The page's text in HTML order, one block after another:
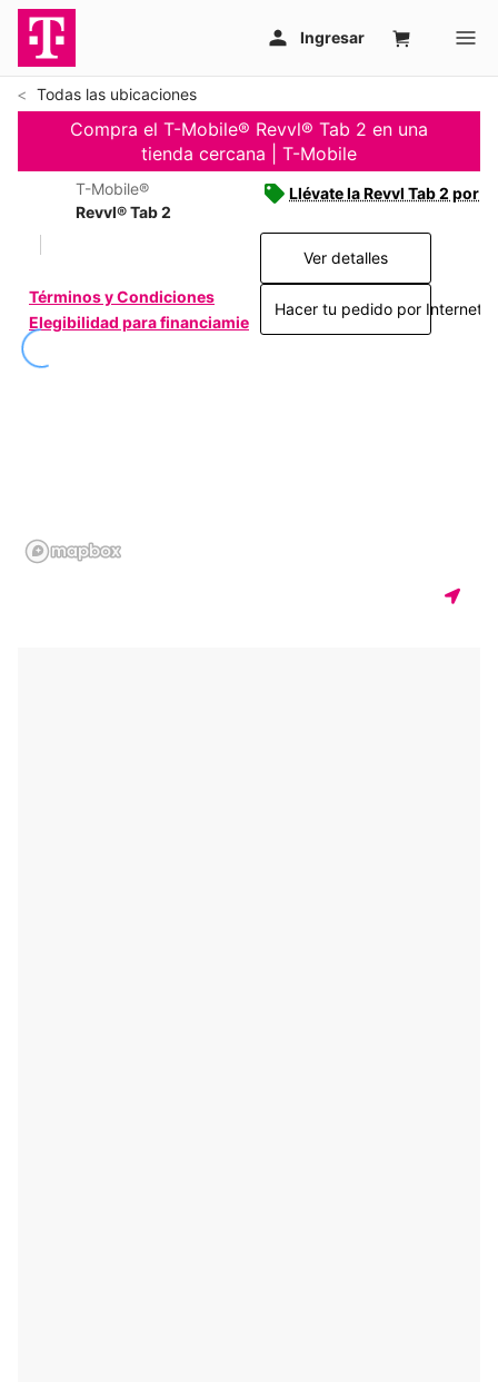
Todas las ubicaciones
Compra el T-Mobile® Revvl® Tab 2 en una
tienda cercana | T-Mobile
T-Mobile®
Revvl® Tab 2
Términos y Condiciones
Elegibilidad para financiamiento
Llévate la Revvl Tab 2 por
Ver detalles
Hacer tu pedido por Internet >